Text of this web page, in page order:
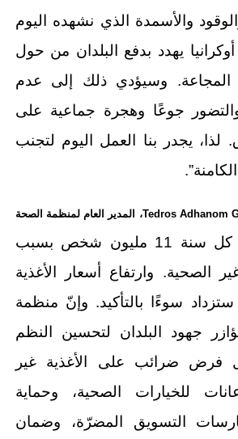
والأسمدة الذي نشهده اليوم
يهدد بدفع البلدان من حول
المجاعة. وسيؤدي ذلك إلى عدم
جوعًا وهجرة جماعية على
يجدر بنا العمل اليوم لتجنب
Tedros Adhanom، المدير العام لمنظمة الصحة
“يموت كل سنة 11 مليون شخص بسبب
الصحية. وارتفاع أسعار الأغذية
سوءًا بالتأكيد. وإنّ منظمة
جهود البلدان لتحسين النظم
فرض ضرائب على الأغذية غير
للخيارات الصحية، وحماية
التسويق المضرّة، وضمان